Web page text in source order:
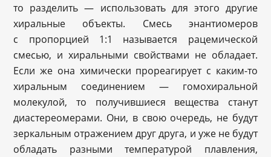
то разделить — использовать для этого другие
хиральные объекты. Смесь энантиомеров
с пропорцией 1:1 называется рацемической
смесью, и хиральными свойствами не обладает.
Если же она химически прореагирует с каким-то
хиральным соединением — гомохиральной
молекулой, то получившиеся вещества станут
диастереомерами. Они, в свою очередь, не будут
зеркальным отражением друг друга, и уже не будут
обладать разными температурой плавления,